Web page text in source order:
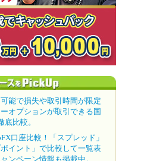
能で損失や取引時間が限定
オプションが取引できる国
底比較。
口座比較！「スプレッド」
イント」で比較して一覧表
ンペーン情報も掲載中。